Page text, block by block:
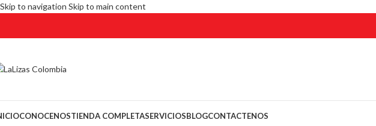
Skip to navigation Skip to main content
CONOCENOSTIENDA COMPLETASERVICIOSBLOGCONTACTENOS
Click to enlarge